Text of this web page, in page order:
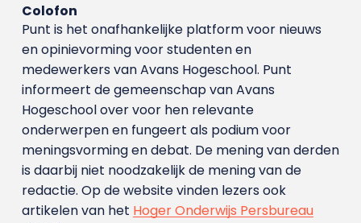
Colofon
Punt is het onafhankelijke platform voor nieuws
en opinievorming voor studenten en
medewerkers van Avans Hoge­school. Punt
informeert de gemeenschap van Avans
Hogeschool over voor hen relevante
onderwerpen en fungeert als podium voor
meningsvorming en debat. De mening van derden
is daarbij niet noodzakelijk de mening van de
redactie. Op de website vinden lezers ook
artikelen van het Hoger Onderwijs Persbureau